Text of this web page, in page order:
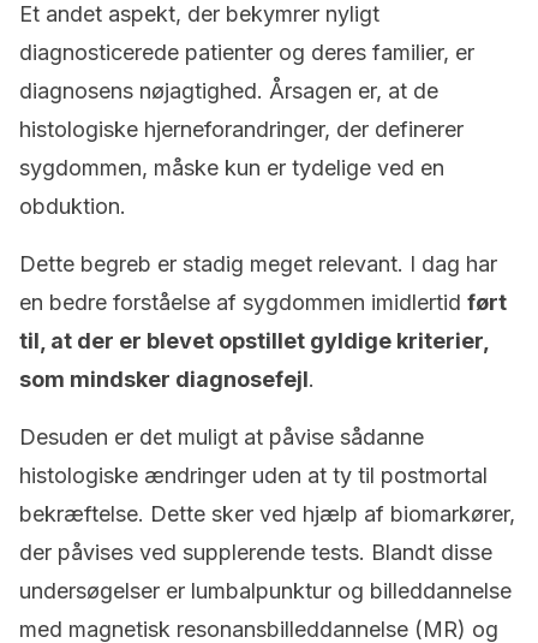
Et andet aspekt, der bekymrer nyligt
diagnosticerede patienter og deres familier, er
diagnosens nøjagtighed. Årsagen er, at de
histologiske hjerneforandringer, der definerer
sygdommen, måske kun er tydelige ved en
obduktion.
Dette begreb er stadig meget relevant. I dag har
en bedre forståelse af sygdommen imidlertid ført
til, at der er blevet opstillet gyldige kriterier,
som mindsker diagnosefejl.
Desuden er det muligt at påvise sådanne
histologiske ændringer uden at ty til postmortal
bekræftelse. Dette sker ved hjælp af biomarkører,
der påvises ved supplerende tests. Blandt disse
undersøgelser er lumbalpunktur og billeddannelse
med magnetisk resonansbilleddannelse (MR) og